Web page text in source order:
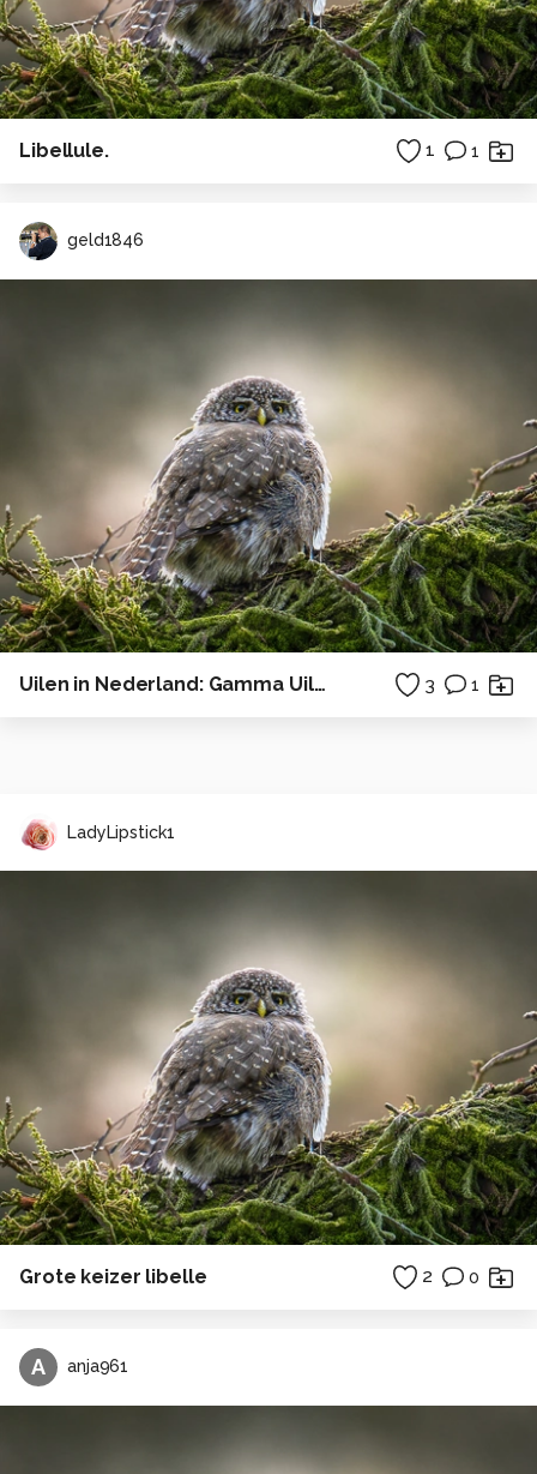
Libellule. 1 1
geld1846
Uilen in Nederland: Gamma Uiltje. 3 1
LadyLipstick1
Grote keizer libelle 2 0
A anja961